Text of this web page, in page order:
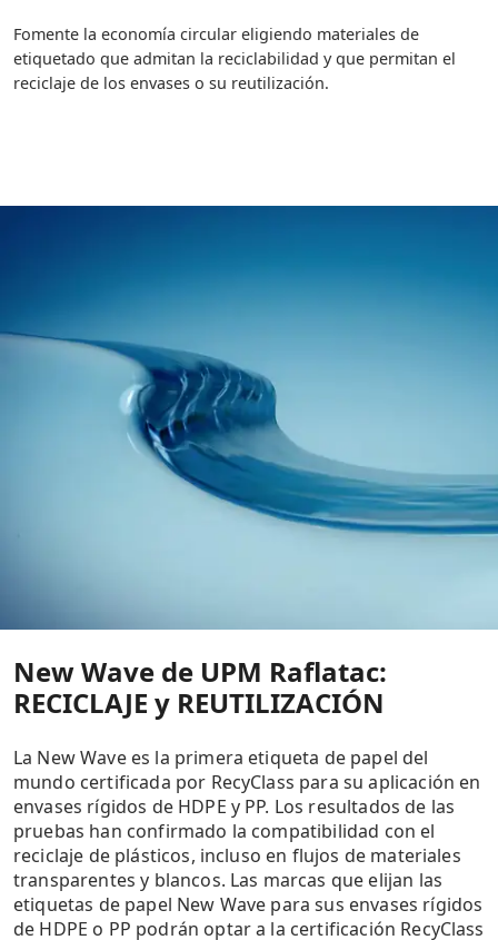
Fomente la economía circular eligiendo materiales de
etiquetado que admitan la reciclabilidad y que permitan el
reciclaje de los envases o su reutilización.
New Wave de UPM Raflatac:
RECICLAJE y REUTILIZACIÓN
La New Wave es la primera etiqueta de papel del
mundo certificada por RecyClass para su aplicación en
envases rígidos de HDPE y PP. Los resultados de las
pruebas han confirmado la compatibilidad con el
reciclaje de plásticos, incluso en flujos de materiales
transparentes y blancos. Las marcas que elijan las
etiquetas de papel New Wave para sus envases rígidos
de HDPE o PP podrán optar a la certificación RecyClass